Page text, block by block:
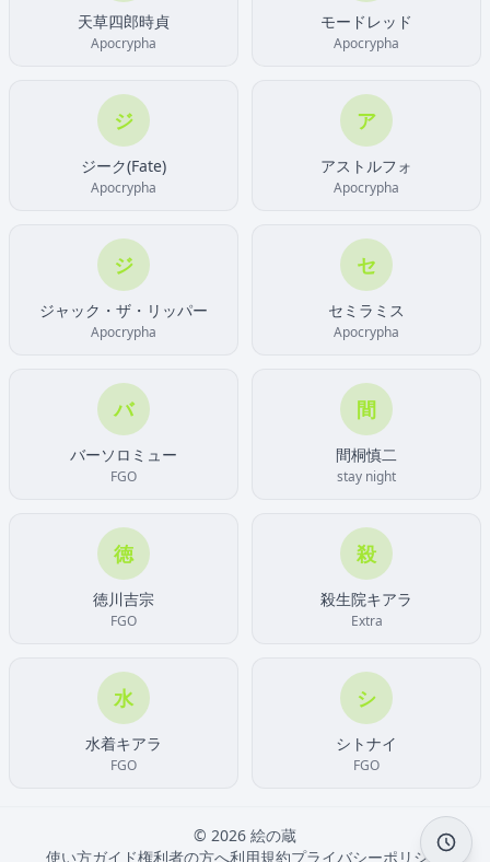
天草四郎時貞
Apocrypha
モードレッド
Apocrypha
ジ
ジーク(Fate)
Apocrypha
ア
アストルフォ
Apocrypha
ジ
ジャック・ザ・リッパー
Apocrypha
セ
セミラミス
Apocrypha
バ
バーソロミュー
FGO
間
間桐慎二
stay night
徳
徳川吉宗
FGO
殺
殺生院キアラ
Extra
水
水着キアラ
FGO
シ
シトナイ
FGO
© 2026 絵の蔵
使い方ガイド権利者の方へ利用規約プライバシーポリシー